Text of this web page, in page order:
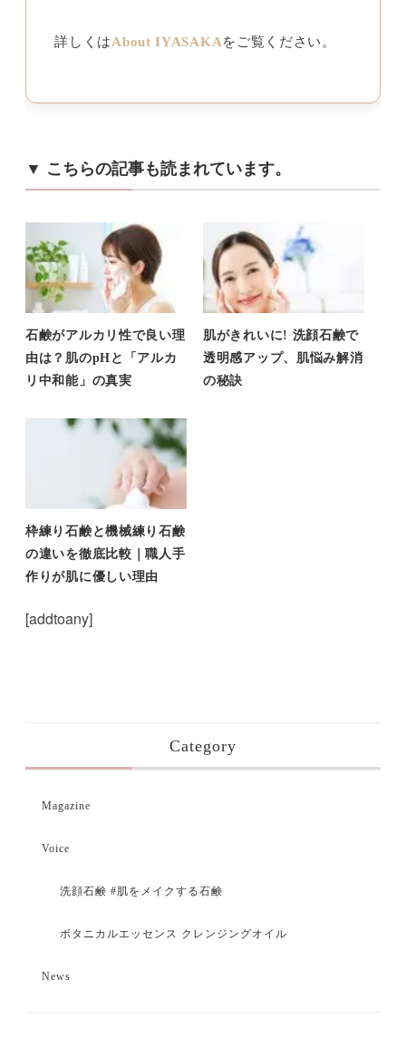
詳しくはAbout IYASAKAをご覧ください。
▼ こちらの記事も読まれています。
石鹸がアルカリ性で良い理
由は？肌のpHと「アルカ
リ中和能」の真実
肌がきれいに! 洗顔石鹸で
透明感アップ、肌悩み解消
の秘訣
枠練り石鹸と機械練り石鹸
の違いを徹底比較｜職人手
作りが肌に優しい理由
[addtoany]
Category
Magazine
Voice
洗顔石鹸 #肌をメイクする石鹸
ボタニカルエッセンス クレンジングオイル
News